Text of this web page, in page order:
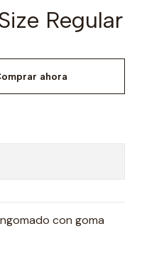
Regular
ahora
con goma